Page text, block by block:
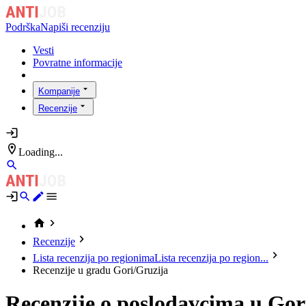
PodrškaNapiši recenziju
Vesti
Povratne informacije
Kompanije
Recenzije
Loading...
Recenzije
Lista recenzija po regionimaLista recenzija po region...
Recenzije u gradu Gori/Gruzija